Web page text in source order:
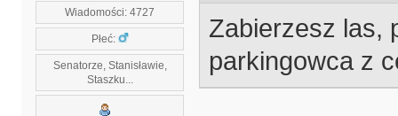
Wiadomości: 4727
Płeć:
Senatorze, Stanisławie,
Staszku...
Zabierzesz las,
parkingowca z